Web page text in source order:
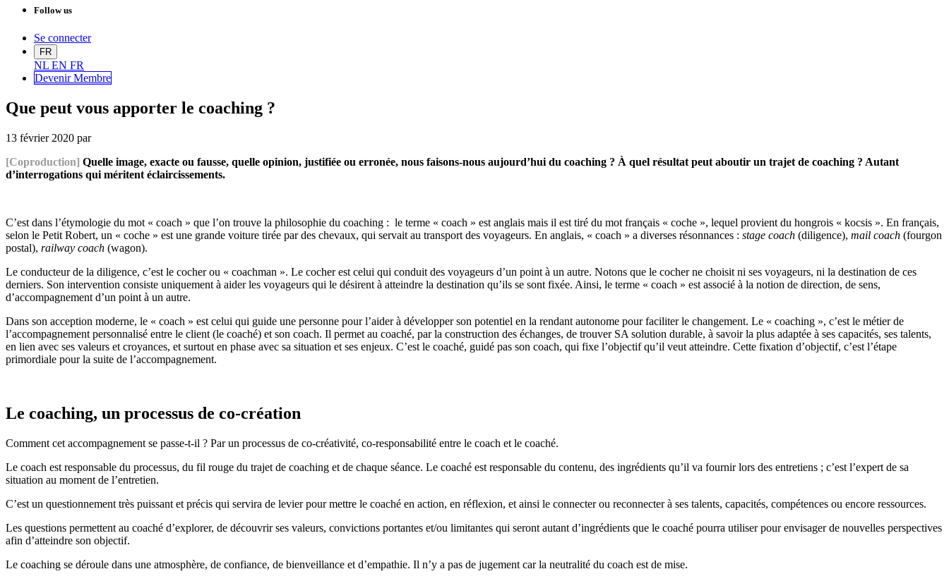
Follow us
Se connecter
FR
NL EN FR
Devenir Membre
Que peut vous apporter le coaching ?
13 février 2020 par
[Coproduction] Quelle image, exacte ou fausse, quelle opinion, justifiée ou erronée, nous faisons-nous aujourd’hui du coaching ? À quel résultat peut aboutir un trajet de coaching ? Autant
d’interrogations qui méritent éclaircissements.
C’est dans l’étymologie du mot « coach » que l’on trouve la philosophie du coaching : le terme « coach » est anglais mais il est tiré du mot français « coche », lequel provient du hongrois « kocsis ». En français,
selon le Petit Robert, un « coche » est une grande voiture tirée par des chevaux, qui servait au transport des voyageurs. En anglais, « coach » a diverses résonnances : stage coach (diligence), mail coach (fourgon
postal), railway coach (wagon).
Le conducteur de la diligence, c’est le cocher ou « coachman ». Le cocher est celui qui conduit des voyageurs d’un point à un autre. Notons que le cocher ne choisit ni ses voyageurs, ni la destination de ces
derniers. Son intervention consiste uniquement à aider les voyageurs qui le désirent à atteindre la destination qu’ils se sont fixée. Ainsi, le terme « coach » est associé à la notion de direction, de sens,
d’accompagnement d’un point à un autre.
Dans son acception moderne, le « coach » est celui qui guide une personne pour l’aider à développer son potentiel en la rendant autonome pour faciliter le changement. Le « coaching », c’est le métier de
l’accompagnement personnalisé entre le client (le coaché) et son coach. Il permet au coaché, par la construction des échanges, de trouver SA solution durable, à savoir la plus adaptée à ses capacités, ses talents,
en lien avec ses valeurs et croyances, et surtout en phase avec sa situation et ses enjeux. C’est le coaché, guidé pas son coach, qui fixe l’objectif qu’il veut atteindre. Cette fixation d’objectif, c’est l’étape
primordiale pour la suite de l’accompagnement.
Le coaching, un processus de co-création
Comment cet accompagnement se passe-t-il ? Par un processus de co-créativité, co-responsabilité entre le coach et le coaché.
Le coach est responsable du processus, du fil rouge du trajet de coaching et de chaque séance. Le coaché est responsable du contenu, des ingrédients qu’il va fournir lors des entretiens ; c’est l’expert de sa
situation au moment de l’entretien.
C’est un questionnement très puissant et précis qui servira de levier pour mettre le coaché en action, en réflexion, et ainsi le connecter ou reconnecter à ses talents, capacités, compétences ou encore ressources.
Les questions permettent au coaché d’explorer, de découvrir ses valeurs, convictions portantes et/ou limitantes qui seront autant d’ingrédients que le coaché pourra utiliser pour envisager de nouvelles perspectives
afin d’atteindre son objectif.
Le coaching se déroule dans une atmosphère, de confiance, de bienveillance et d’empathie. Il n’y a pas de jugement car la neutralité du coach est de mise.